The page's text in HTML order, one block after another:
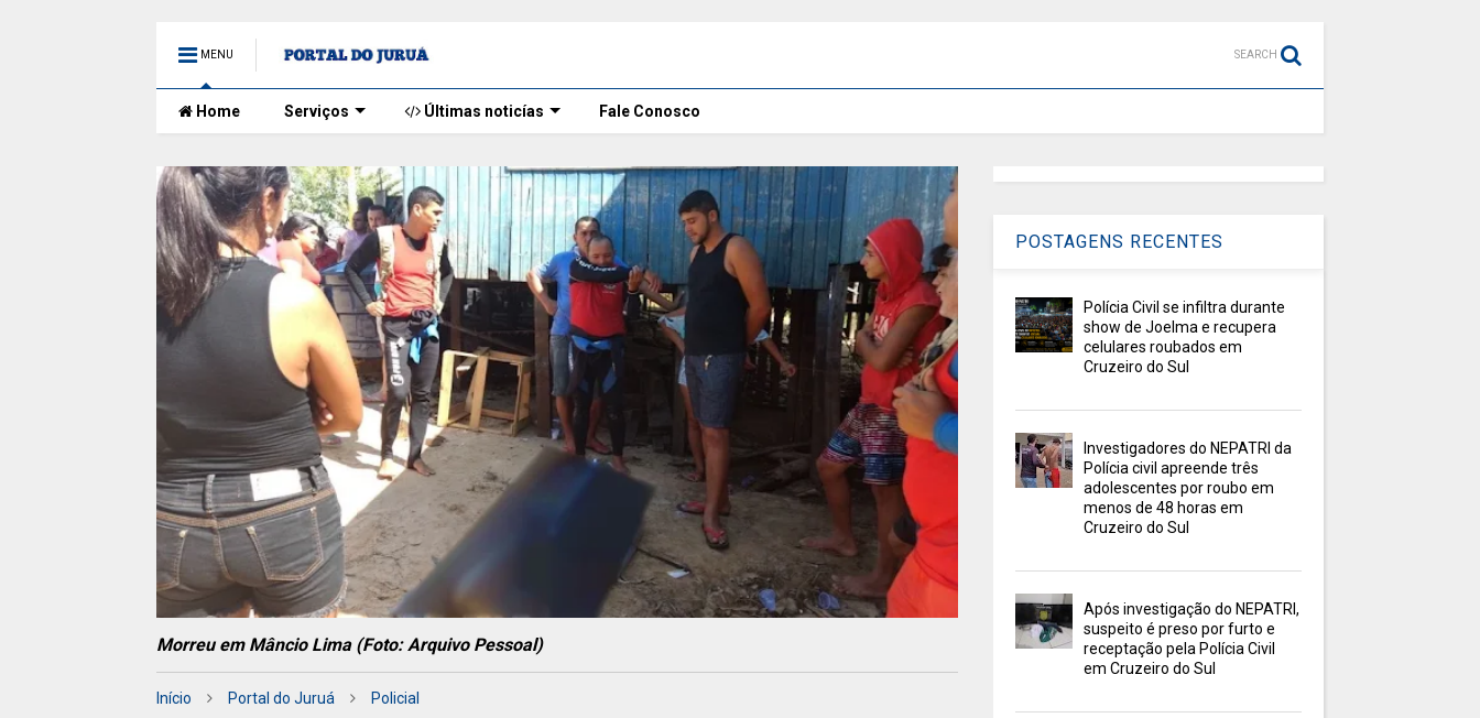
MENU SEARCH
Home Serviços Últimas noticías Fale Conosco
Morreu em Mâncio Lima (Foto: Arquivo Pessoal)
Início Portal do Juruá Policial
POSTAGENS RECENTES
Polícia Civil se infiltra durante
show de Joelma e recupera
celulares roubados em
Cruzeiro do Sul
Investigadores do NEPATRI da
Polícia civil apreende três
adolescentes por roubo em
menos de 48 horas em
Cruzeiro do Sul
Após investigação do NEPATRI,
suspeito é preso por furto e
receptação pela Polícia Civil
em Cruzeiro do Sul